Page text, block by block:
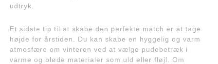
udtryk.
Et sidste tip til at skabe den perfekte match er at tage
højde for årstiden. Du kan skabe en hyggelig og varm
atmosfære om vinteren ved at vælge pudebetræk i
varme og bløde materialer som uld eller fløjl. Om